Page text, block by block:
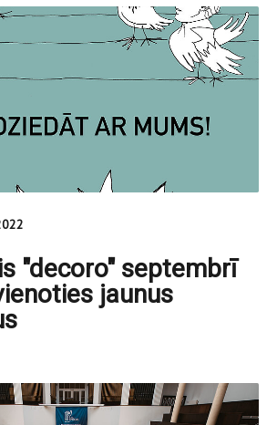
"decoro" septembrī
jaunus